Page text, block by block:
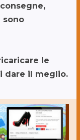
sono
le
dare il meglio.